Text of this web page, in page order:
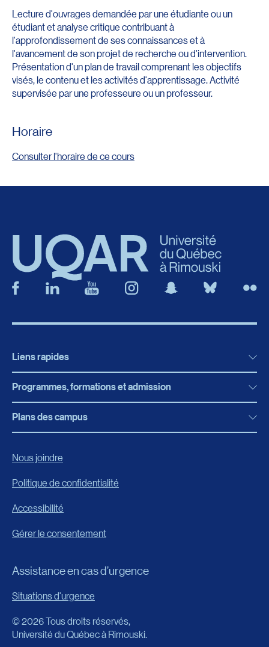
Lecture d'ouvrages demandée par une étudiante ou un
étudiant et analyse critique contribuant à
l'approfondissement de ses connaissances et à
l'avancement de son projet de recherche ou d'intervention.
Présentation d'un plan de travail comprenant les objectifs
visés, le contenu et les activités d'apprentissage. Activité
supervisée par une professeure ou un professeur.
Horaire
Consulter l'horaire de ce cours
Liens rapides
Actualités
Bibliothèque
Boutique en ligne
Carrières
Événements
Fondation de l’UQAR
FAQ
Portail
Programmes, formations et admission
Programmes, formations et admission
Frais de scolarité
Calendrier universitaire
Horaire des cours
Plans des campus
Nous joindre
Politique de confidentialité
Accessibilité
Gérer le consentement
Assistance en cas d’urgence
Situations d'urgence
© 2026 Tous droits réservés,
Université du Québec à Rimouski.